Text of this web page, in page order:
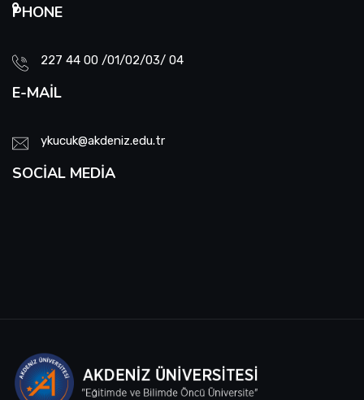
PHONE
227 44 00 /01/02/03/ 04
E-MAIL
ykucuk@akdeniz.edu.tr
SOCIAL MEDIA